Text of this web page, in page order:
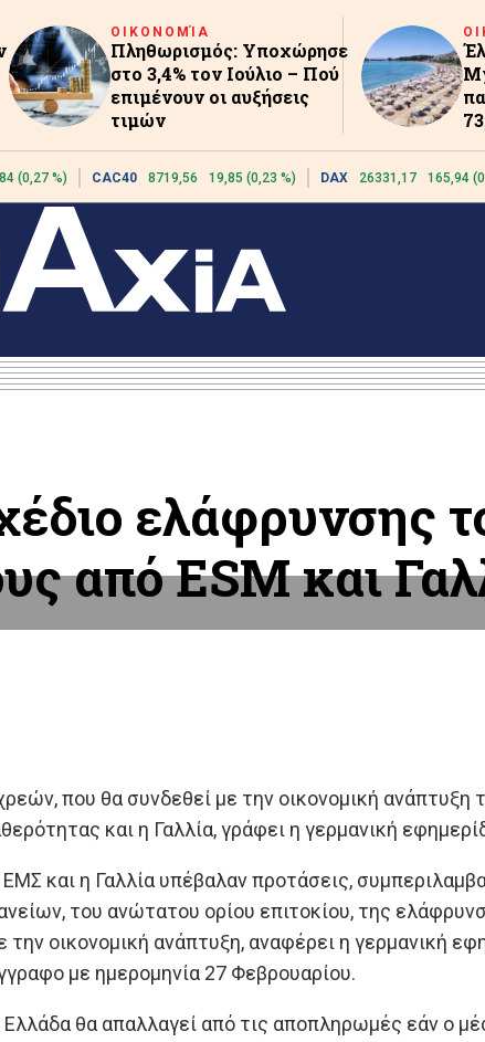
ΟΙΚΟΝΟΜΊΑ
Πληθωρισμός: Υποχώρησε
στο 3,4% τον Ιούλιο – Πού
επιμένουν οι αυξήσεις
τιμών
(0,27 %) CAC40 8719,56 19,85 (0,23 %) DAX 26331,17 165,94
ελάφρυνσης
από ESM και
που θα συνδεθεί με την οικονομική
και η Γαλλία, γράφει η γερμανική
και η Γαλλία υπέβαλαν προτάσεις,
του ανώτατου ορίου επιτοκίου, της
την οικονομική ανάπτυξη, αναφέρει η γερμανική
με ημερομηνία 27 Φεβρουαρίου.
θα απαλλαγεί από τις αποπληρωμές εάν ο